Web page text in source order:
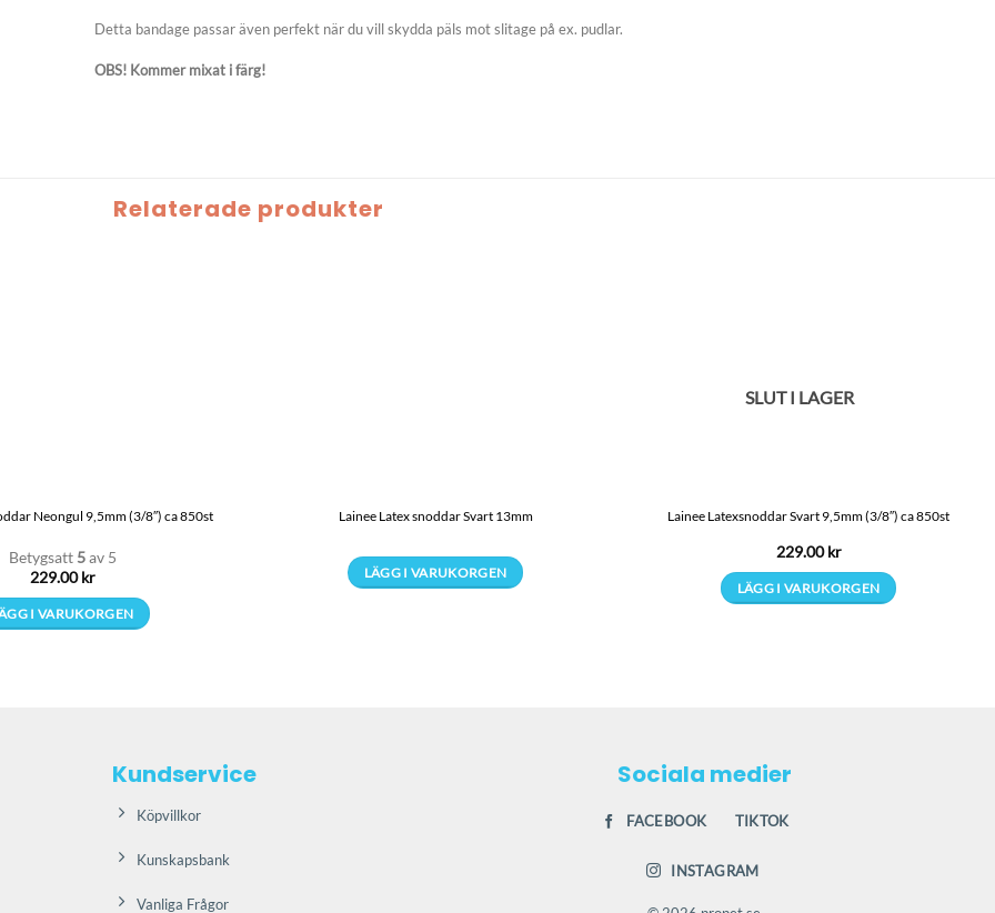
Detta bandage passar även perfekt när du vill skydda päls mot slitage på ex. pudlar.
OBS! Kommer mixat i färg!
Relaterade produkter
Neongul 9,5mm (3/8″) ca 850st
Betygsatt 5av 5
229.00kr
I VARUKORGEN
Lainee Latex snoddar Svart 13mm
LÄGG I VARUKORGEN
SLUT I LAGER
Lainee Latexsnoddar Svart 9,5mm (3/8″) ca 850st
229.00kr
LÄGG I VARUKORGEN
Kundservice
Köpvillkor
Kunskapsbank
Vanliga Frågor
Sociala medier
FACEBOOK TIKTOK
INSTAGRAM